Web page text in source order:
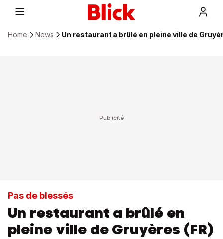
Home News Un restaurant a brûlé en pleine ville de
Pas de blessés
Un restaurant a brûlé en
pleine ville de Gruyères (FR)